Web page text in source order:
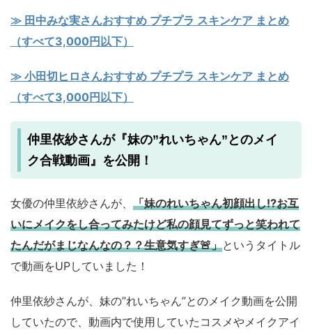
≫ 田中みな実さんおすすめ プチプラ スキンケア まとめ
（すべて3,000円以下）
≫ 小田切ヒロさんおすすめ プチプラ スキンケア まとめ
（すべて3,000円以下）
仲里依紗さんが『妹の”れいちゃん”とのメイ
ク合戦動画』を公開！
女優の仲里依紗さんが、 「妹のれいちゃん初顔出し⁉️お互
いにメイクをし合ってみたけど私の顔見てずっと笑われて
たんだがまじなんなの？？生意気すぎ🚨」というタイトル
で動画をUPしていました！
仲里依紗さんが、妹の”れいちゃん”とのメイク動画を公開
していたので、動画内で使用していたコスメやメイクアイ